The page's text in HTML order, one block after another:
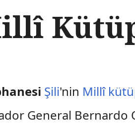
Şili'nin Millî
General Bernardo